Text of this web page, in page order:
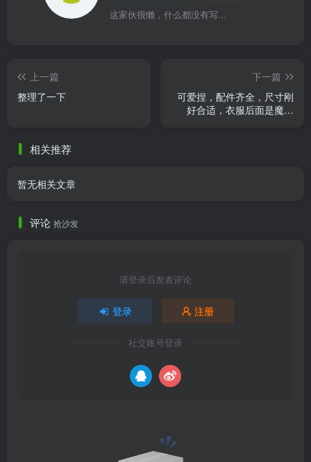
这家伙很懒，什么都没有写...
上一篇
整理了一下
下一篇
可爱捏，配件齐全，尺寸刚
好合适，衣服后面是魔术
相关推荐
暂无相关文章
评论 抢沙发
请登录后发表评论
登录 注册
社交账号登录